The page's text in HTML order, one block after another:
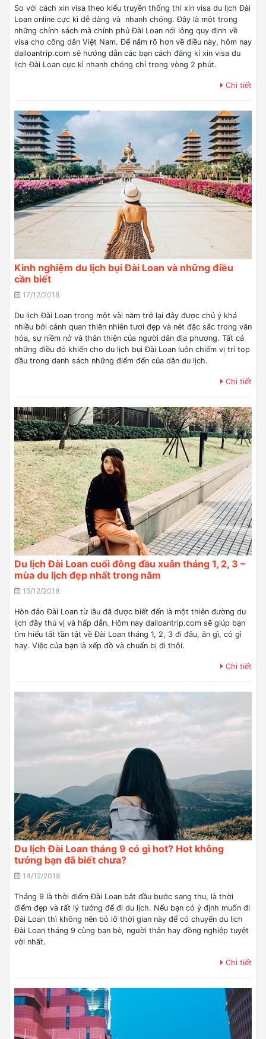
So với cách xin visa theo kiểu truyền thống thì xin visa du lịch Đài
Loan online cực kì dễ dàng và nhanh chóng. Đây là một trong
những chính sách mà chính phủ Đài Loan nới lỏng quy định về
visa cho công dân Việt Nam. Để nắm rõ hơn về điều này, hôm nay
dailoantrip.com sẽ hướng dẫn các bạn cách đăng kí xin visa du
lịch Đài Loan cực kì nhanh chóng chỉ trong vòng 2 phút.
Chi tiết
Kinh nghiệm du lịch bụi Đài Loan và những điều
cần biết
17/12/2018
Du lịch Đài Loan trong một vài năm trở lại đây được chú ý khá
nhiều bởi cảnh quan thiên nhiên tươi đẹp và nét đặc sắc trong văn
hóa, sự niềm nở và thân thiện của người dân địa phương. Tất cả
những điều đó khiến cho du lịch bụi Đài Loan luôn chiếm vị trí top
đầu trong danh sách những điểm đến của dân du lịch.
Chi tiết
Du lịch Đài Loan cuối đông đầu xuân tháng 1, 2, 3 –
mùa du lịch đẹp nhất trong năm
15/12/2018
Hòn đảo Đài Loan từ lâu đã được biết đến là một thiên đường du
lịch đầy thú vị và hấp dẫn. Hôm nay dailoantrip.com sẽ giúp bạn
tìm hiểu tất tần tật về Đài Loan tháng 1, 2, 3 đi đâu, ăn gì, có gì
hay. Việc của bạn là xếp đồ và chuẩn bị đi thôi.
Chi tiết
Du lịch Đài Loan tháng 9 có gì hot? Hot không
tưởng bạn đã biết chưa?
14/12/2018
Tháng 9 là thời điểm Đài Loan bắt đầu bước sang thu, là thời
điểm đẹp và rất lý tưởng để đi du lịch. Nếu bạn có ý định muốn đi
Đài Loan thì không nên bỏ lỡ thời gian này để có chuyến du lịch
Đài Loan tháng 9 cùng bạn bè, người thân hay đồng nghiệp tuyệt
vời nhất.
Chi tiết